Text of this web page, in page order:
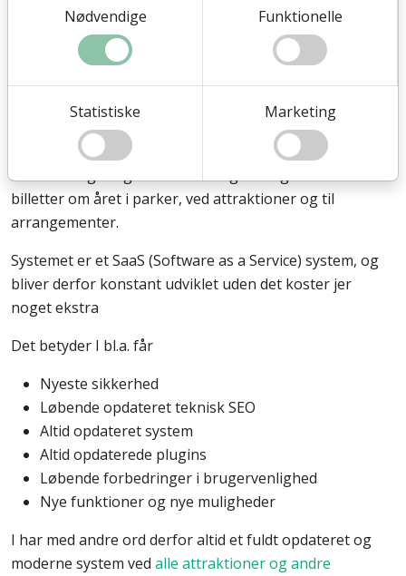
Nødvendige Funktionelle
Statistiske Marketing
Gennemprøvet billetsystem
Vores billetsystem bruges af mange kunder og
gennemtestet, så du kan være sikker på alt kører uden
problemer, og har de funktioner der er behov for. Vores
kunder sælger og validerer mange mange tusinde
billetter om året i parker, ved attraktioner og til
arrangementer.
Systemet er et SaaS (Software as a Service) system, og
bliver derfor konstant udviklet uden det koster jer
noget ekstra
Det betyder I bl.a. får
Nyeste sikkerhed
Løbende opdateret teknisk SEO
Altid opdateret system
Altid opdaterede plugins
Løbende forbedringer i brugervenlighed
Nye funktioner og nye muligheder
I har med andre ord derfor altid et fuldt opdateret og
moderne system ved alle attraktioner og andre